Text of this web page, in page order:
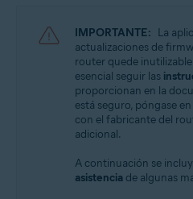
IMPORTANTE: La
actualizaciones de
router quede
esencial seguir las
proporcionan en la
está seguro, póngase
con el fabricante del
adicional.
A continuación se
asistencia de algunas